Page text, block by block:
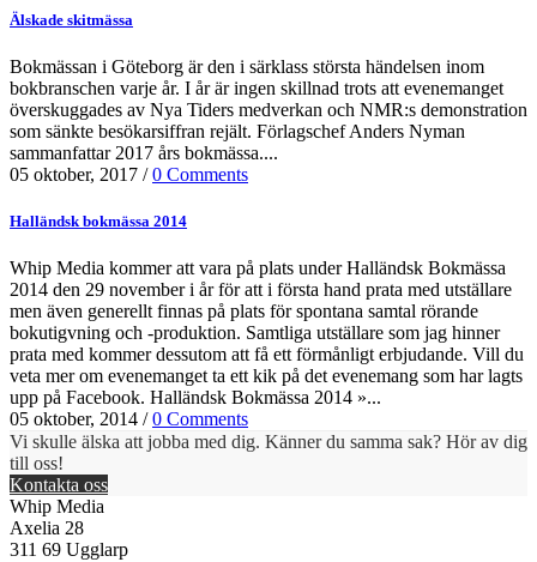
Älskade skitmässa
Bokmässan i Göteborg är den i särklass största händelsen inom
bokbranschen varje år. I år är ingen skillnad trots att evenemanget
överskuggades av Nya Tiders medverkan och NMR:s demonstration
som sänkte besökarsiffran rejält. Förlagschef Anders Nyman
sammanfattar 2017 års bokmässa....
05 oktober, 2017 /0 Comments
Halländsk bokmässa 2014
Whip Media kommer att vara på plats under Halländsk Bokmässa
2014 den 29 november i år för att i första hand prata med utställare
men även generellt finnas på plats för spontana samtal rörande
bokutigvning och -produktion. Samtliga utställare som jag hinner
prata med kommer dessutom att få ett förmånligt erbjudande. Vill du
veta mer om evenemanget ta ett kik på det evenemang som har lagts
upp på Facebook. Halländsk Bokmässa 2014 »...
05 oktober, 2014 /0 Comments
Vi skulle älska att jobba med dig. Känner du samma sak? Hör av dig
till oss!
Kontakta oss
Whip Media
Axelia 28
311 69 Ugglarp